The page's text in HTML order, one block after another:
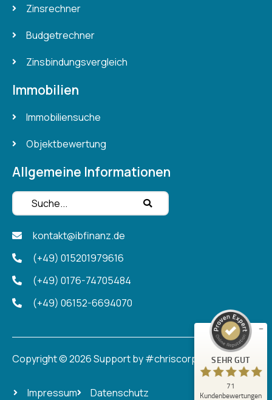
Zinsrechner
Budgetrechner
Zinsbindungsvergleich
Immobilien
Immobiliensuche
Objektbewertung
Allgemeine Informationen
kontakt@ibfinanz.de
(+49) 015201979616
(+49) 0176-74705484
(+49) 06152-6694070
Copyright © 2026Support by #chriscorp
Impressum Datenschutz
SEHR GUT
71
Kundenbewertungen
ProvenExpert.com
SEHR GUT
37
Bewertungen auf
ProvenExpert.com
34
Bewertungen von
anderen Quelle
Blick aufs ProvenExpert-Profil werfen